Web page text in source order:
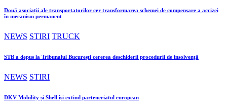
Două asociații ale transportatorilor cer transformarea schemei de compensare a accizei
în mecanism permanent
NEWS STIRI TRUCK
STB a depus la Tribunalul București cererea deschiderii procedurii de insolvență
NEWS STIRI
DKV Mobility și Shell își extind parteneriatul european